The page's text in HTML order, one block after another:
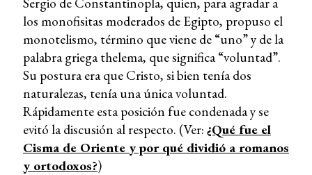
los monofisitas moderados de Egipto, propuso el
monotelismo, término que viene de “uno” y de la
palabra griega thelema, que significa “voluntad”.
Su postura era que Cristo, si bien tenía dos
naturalezas, tenía una única voluntad.
Rápidamente esta posición fue condenada y se
evitó la discusión al respecto. (Ver: ¿Qué fue el
Cisma de Oriente y por qué dividió a romanos
y ortodoxos?)